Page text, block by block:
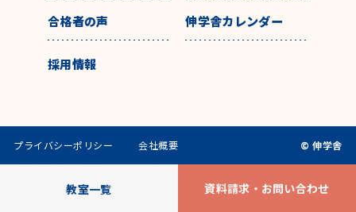
教室一覧 資料請求・お問い合わせ
合格者の声 伸学舎カレンダー
採用情報
プライバシーポリシー 会社概要 © 伸学舎